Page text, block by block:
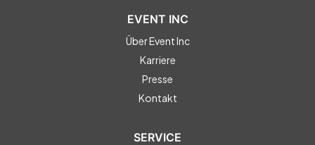
EVENT INC
Über Event Inc
Karriere
Presse
Kontakt
SERVICE